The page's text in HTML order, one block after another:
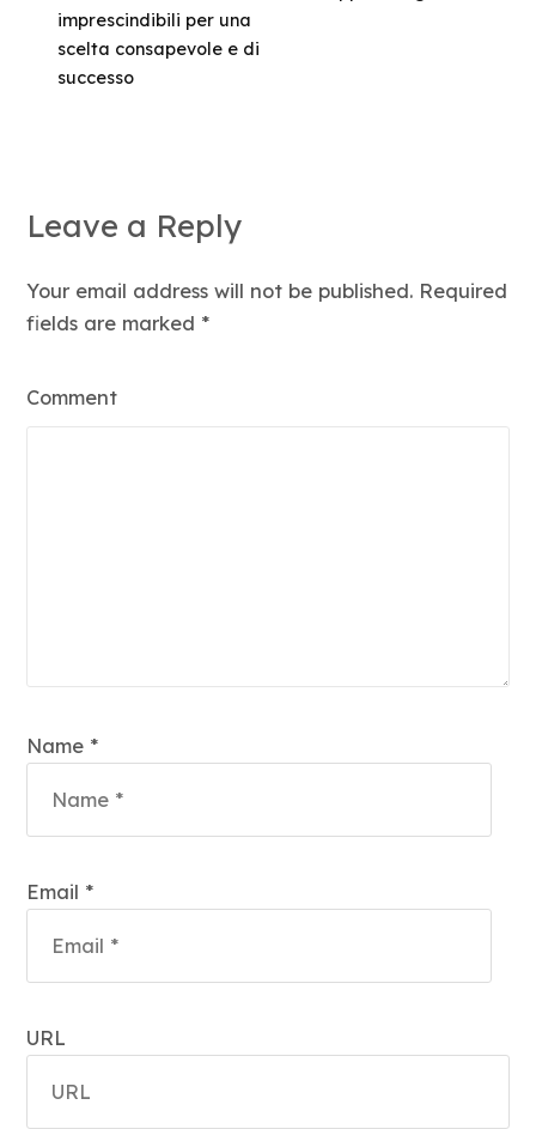
imprescindibili per una
scelta consapevole e di
successo
Leave a Reply
Your email address will not be published. Required
fields are marked *
Comment
Name *
Email *
URL